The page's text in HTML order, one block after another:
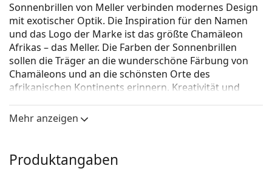
Sonnenbrillen von Meller verbinden modernes Design
mit exotischer Optik. Die Inspiration für den Namen
und das Logo der Marke ist das größte Chamäleon
Afrikas – das Meller. Die Farben der Sonnenbrillen
sollen die Träger an die wunderschöne Färbung von
Chamäleons und an die schönsten Orte des
afrikanischen Kontinents erinnern. Kreativität und
aus Barcelona.
Brillenfassung
Mehr anzeigen
Produktangaben